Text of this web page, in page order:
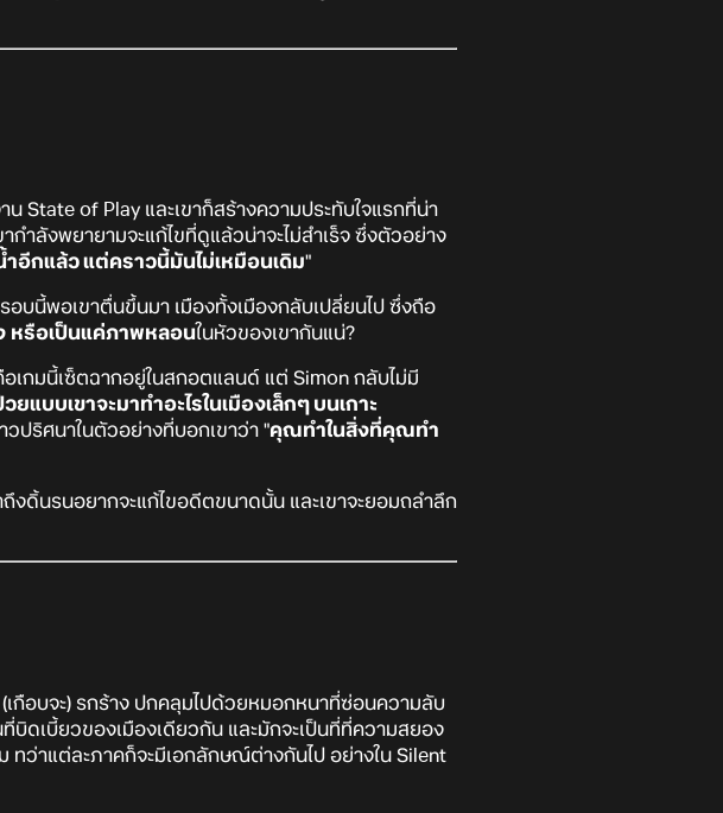
State of Play และเขาก็สร้างความประทับใจแรกที่น่า
ำลังพยายามจะแก้ไขที่ดูแล้วน่าจะไม่สำเร็จ ซึ่งตัวอย่าง
อีกแล้ว แต่คราวนี้มันไม่เหมือนเดิม"
รอบนี้พอเขาตื่นขึ้นมา เมืองทั้งเมืองกลับเปลี่ยนไป ซึ่งถือ
หรือเป็นแค่ภาพหลอนในหัวของเขากันแน่?
เกมนี้เซ็ตฉากอยู่ในสกอตแลนด์ แต่ Simon กลับไม่มี
ยแบบเขาจะมาทำอะไรในเมืองเล็กๆ บนเกาะ
วปริศนาในตัวอย่างที่บอกเขาว่า "คุณทำในสิ่งที่คุณทำ
ถึงดิ้นรนอยากจะแก้ไขอดีตขนาดนั้น และเขาจะยอมถลำลึก
(เกือบจะ) รกร้าง ปกคลุมไปด้วยหมอกหนาที่ซ่อนความลับ
ดเบี้ยวของเมืองเดียวกัน และมักจะเป็นที่ที่ความสยอง
ว่าแต่ละภาคก็จะมีเอกลักษณ์ต่างกันไป อย่างใน Silent